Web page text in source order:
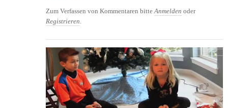
Zum Verfassen von Kommentaren bitte Anmelden oder
Registrieren